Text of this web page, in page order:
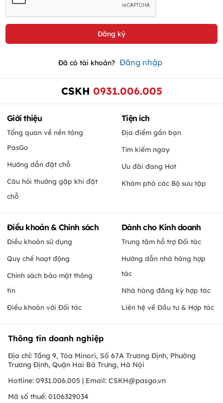
Đã có tài khoản? Đăng nhập
CSKH 0931.006.005
Giới thiệu
Tổng quan về nền tảng
PasGo
Hướng dẫn đặt chỗ
Câu hỏi thường gặp khi đặt
chỗ
Tiện ích
Địa điểm gần bạn
Tìm kiếm ngay
Ưu đãi đang Hot
Khám phá các Bộ sưu tập
Điều khoản & Chính sách
Điều khoản sử dụng
Quy chế hoạt động
Chính sách bảo mật thông
tin
Điều khoản với Đối tác
Dành cho Kinh doanh
Trung tâm hỗ trợ Đối tác
Hướng dẫn nhà hàng hợp
tác
Nhà hàng đăng ký hợp tác
Liên hệ về Đầu tư & Hợp tác
Thông tin doanh nghiệp
Địa chỉ: Tầng 9, Tòa Minori, Số 67A Trương Định, Phường
Trương Định, Quận Hai Bà Trưng, Hà Nội
Hotline: 0931.006.005 | Email: CSKH@pasgo.vn
Mã số thuế: 0106329034